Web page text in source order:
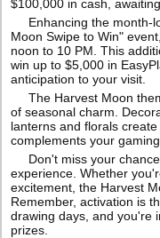
$100,000 in cash,
Enhancing the month-
Moon Swipe to Win"
noon to 10 PM. This
win up to $5,000 in
anticipation to your visit.
The Harvest Moon
of seasonal charm.
lanterns and florals
complements your
Don't miss your
experience. Whether
excitement, the Harvest
Remember, activation is
drawing days, and you're
prizes.